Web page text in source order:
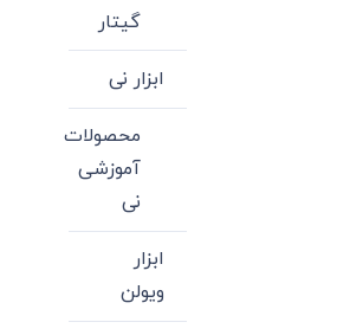
گیتار
ابزار نی
محصولات
آموزشی
نی
ابزار
ویولن